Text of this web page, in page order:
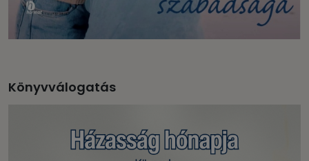
Könyvválogatás